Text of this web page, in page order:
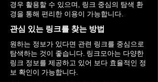
경우 활용할 수 있으며, 링크 중심의 탐색 환
경을 통해 편리한 이용이 가능합니다.
관심 있는 링크를 찾는 방법
원하는 정보가 있다면 관련 링크를 중심으로
탐색하는 것이 좋습니다. 링크모아는 다양한
링크 정보를 제공하고 있어 보다 효율적인 정
보 확인이 가능합니다.